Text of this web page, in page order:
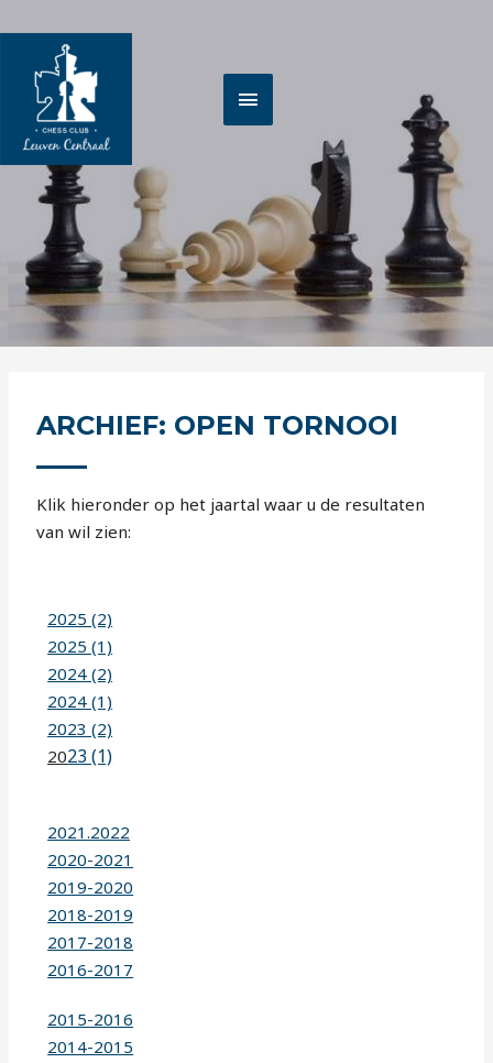
naar
inhoud
ARCHIEF: OPEN TORNOOI
Klik hieronder op het jaartal waar u de resultaten
van wil zien:
2025 (2)
2025 (1)
2024 (2)
2024 (1)
2023 (2)
2023 (1)
2021.2022
2020-2021
2019-2020
2018-2019
2017-2018
2016-2017
2015-2016
2014-2015